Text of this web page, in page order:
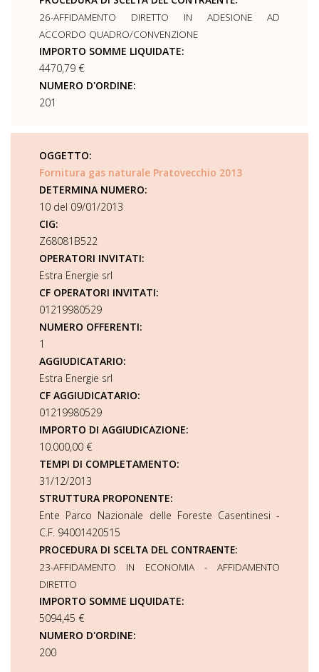
26-AFFIDAMENTO DIRETTO IN ADESIONE AD
ACCORDO QUADRO/CONVENZIONE
IMPORTO SOMME LIQUIDATE:
4470,79 €
NUMERO D'ORDINE:
201
OGGETTO:
Fornitura gas naturale Pratovecchio 2013
DETERMINA NUMERO:
10 del 09/01/2013
CIG:
Z68081B522
OPERATORI INVITATI:
Estra Energie srl
CF OPERATORI INVITATI:
01219980529
NUMERO OFFERENTI:
1
AGGIUDICATARIO:
Estra Energie srl
CF AGGIUDICATARIO:
01219980529
IMPORTO DI AGGIUDICAZIONE:
10.000,00 €
TEMPI DI COMPLETAMENTO:
31/12/2013
STRUTTURA PROPONENTE:
Ente Parco Nazionale delle Foreste Casentinesi -
C.F. 94001420515
PROCEDURA DI SCELTA DEL CONTRAENTE:
23-AFFIDAMENTO IN ECONOMIA - AFFIDAMENTO
DIRETTO
IMPORTO SOMME LIQUIDATE:
5094,45 €
NUMERO D'ORDINE:
200